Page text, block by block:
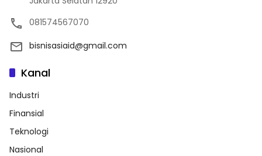
081574567070
bisnisasiaid@gmail.com
Kanal
Industri
Finansial
Teknologi
Nasional